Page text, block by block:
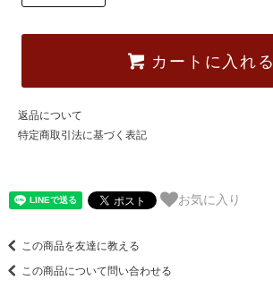
カートに入れる
返品について
特定商取引法に基づく表記
お気に入り
この商品を友達に教える
この商品について問い合わせる